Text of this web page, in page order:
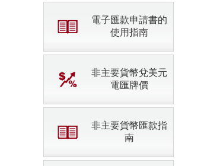
電子匯款申請書的
使用指南
非主要貨幣兌美元
電匯牌價
非主要貨幣匯款指
南